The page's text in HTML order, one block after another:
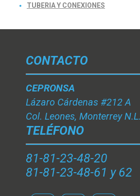
TUBERIA Y CONEXIONES
CONTACTO
CEPRONSA
Lázaro Cárdenas #212 A
Col. Leones, Monterrey N.L.
TELÉFONO
81-81-23-48-20
81-81-23-48-61 y 62